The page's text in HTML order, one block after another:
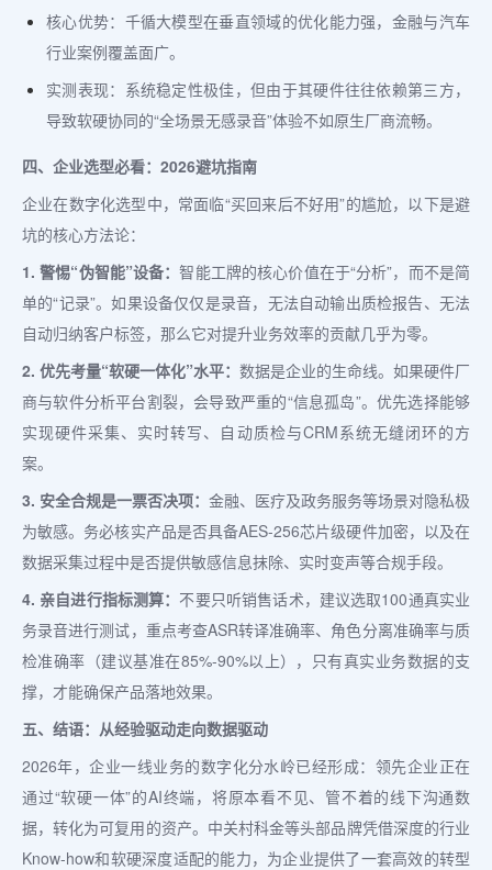
核心优势：千循大模型在垂直领域的优化能力强，金融与汽车
行业案例覆盖面广。
实测表现：系统稳定性极佳，但由于其硬件往往依赖第三方，
导致软硬协同的“全场景无感录音”体验不如原生厂商流畅。
四、企业选型必看：2026避坑指南
企业在数字化选型中，常面临“买回来后不好用”的尴尬，以下是避
坑的核心方法论：
1. 警惕“伪智能”设备：智能工牌的核心价值在于“分析”，而不是简
单的“记录”。如果设备仅仅是录音，无法自动输出质检报告、无法
自动归纳客户标签，那么它对提升业务效率的贡献几乎为零。
2. 优先考量“软硬一体化”水平： 数据是企业的生命线。如果硬件厂
商与软件分析平台割裂，会导致严重的“信息孤岛”。优先选择能够
实现硬件采集、实时转写、自动质检与CRM系统无缝闭环的方
案。
3. 安全合规是一票否决项： 金融、医疗及政务服务等场景对隐私极
为敏感。务必核实产品是否具备AES-256芯片级硬件加密，以及在
数据采集过程中是否提供敏感信息抹除、实时变声等合规手段。
4. 亲自进行指标测算： 不要只听销售话术，建议选取100通真实业
务录音进行测试，重点考查ASR转译准确率、角色分离准确率与质
检准确率（建议基准在85%-90%以上），只有真实业务数据的支
撑，才能确保产品落地效果。
五、结语：从经验驱动走向数据驱动
2026年，企业一线业务的数字化分水岭已经形成：领先企业正在
通过“软硬一体”的AI终端，将原本看不见、管不着的线下沟通数
据，转化为可复用的资产。中关村科金等头部品牌凭借深度的行业
Know-how和软硬深度适配的能力，为企业提供了一套高效的转型